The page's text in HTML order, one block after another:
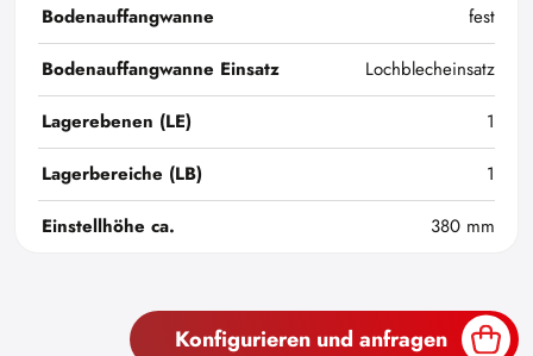
Bodenauffangwanne
fest
Bodenauffangwanne Einsatz
Lochblecheinsatz
Lagerebenen (LE)
1
Lagerbereiche (LB)
1
Einstellhöhe ca.
380 mm
Konfigurieren und anfragen